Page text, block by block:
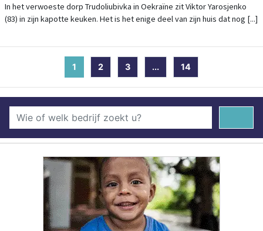
In het verwoeste dorp Trudoliubivka in Oekraïne zit Viktor Yarosjenko
(83) in zijn kapotte keuken. Het is het enige deel van zijn huis dat nog [...]
1 (current)
2 3 ... 14